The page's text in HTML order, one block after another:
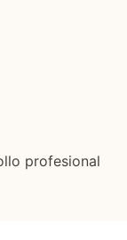
in a new tab
profesional